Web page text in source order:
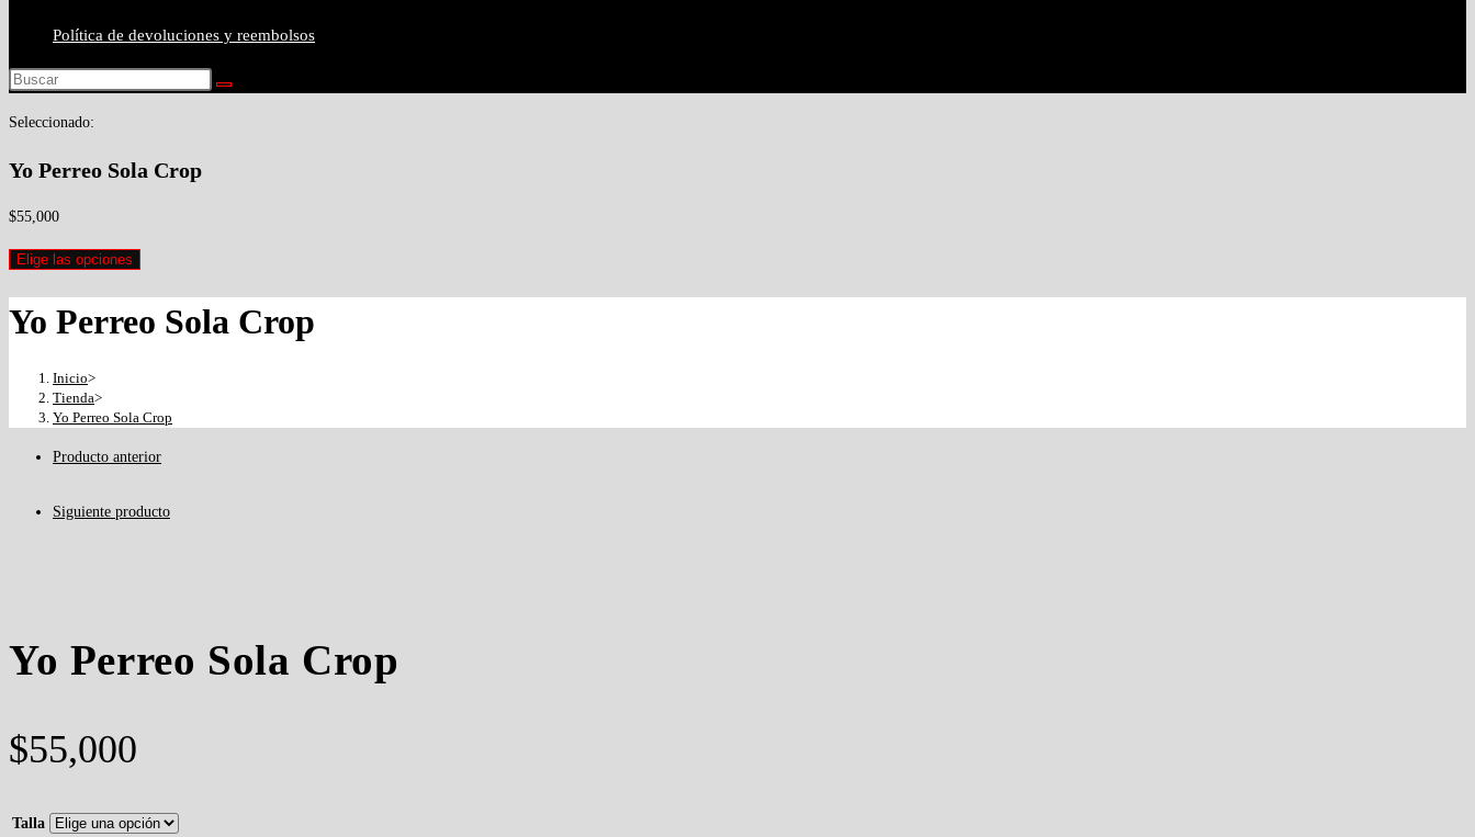
Política de devoluciones y reembolsos
Seleccionado:
Yo Perreo Sola Crop
$55,000
Elige las opciones
Yo Perreo Sola Crop
Inicio>
Tienda>
Yo Perreo Sola Crop
Producto anterior
Siguiente producto
Yo Perreo Sola Crop
$55,000
Talla